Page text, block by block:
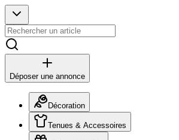
Déposer une annonce
Décoration
Tenues & Accessoires